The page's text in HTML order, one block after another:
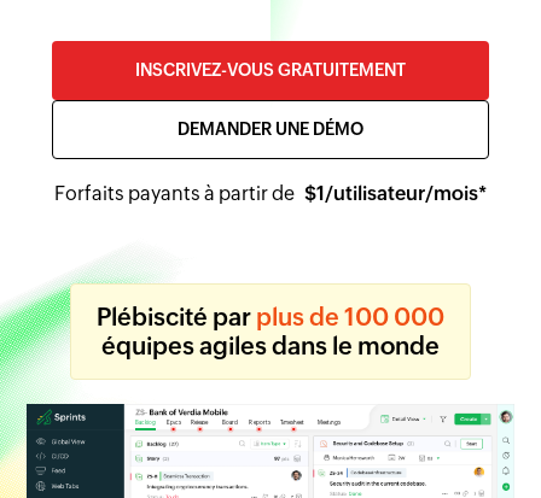
INSCRIVEZ-VOUS GRATUITEMENT
DEMANDER UNE DÉMO
Forfaits payants à partir de $1/utilisateur/mois*
Plébiscité par plus de 100 000
équipes agiles dans le monde
Backlog Epics Release Board Reports Timesheet Meetings